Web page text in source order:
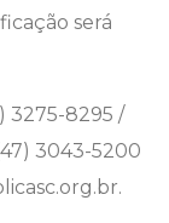
será
3275-8295 /
3043-5200